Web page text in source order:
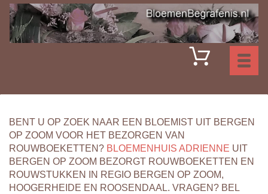
BENT U OP ZOEK NAAR EEN BLOEMIST UIT BERGEN
OP ZOOM VOOR HET BEZORGEN VAN
ROUWBOEKETTEN? BLOEMENHUIS ADRIENNE UIT
BERGEN OP ZOOM BEZORGT ROUWBOEKETTEN EN
ROUWSTUKKEN IN REGIO BERGEN OP ZOOM,
HOOGERHEIDE EN ROOSENDAAL. VRAGEN? BEL